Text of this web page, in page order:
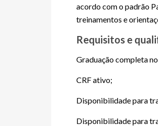
acordo com o padrão
treinamentos e
Requisitos e
Graduação completa
CRF ativo;
Disponibilidade para
Disponibilidade para